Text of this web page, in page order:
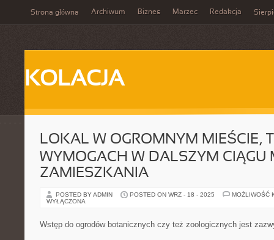
Strona główna Archiwum Biznes Marzec Redakcja
KOLACJA
LOKAL W OGROMNYM MIEŚCIE,
WYMOGACH W DALSZYM CIĄGU
ZAMIESZKANIA
POSTED BY ADMIN POSTED ON WRZ - 18 - 2025
MOŻLIWOŚĆ
WYŁĄCZONA
Wstęp do ogrodów botanicznych czy też zoologicznych jest